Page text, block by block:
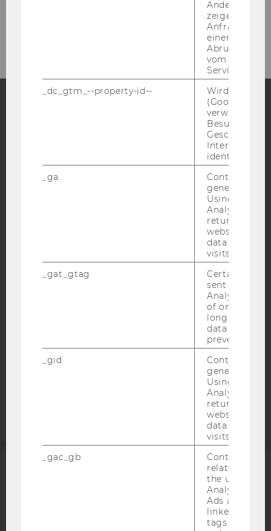
Blog
YouTube NewsletterBluesky
BARRIEREFREIHEITSERKLÄRUNG WEBSEITE
DATENSCHUTZERKLÄRUNG
DATENSCHUTZERKLÄRUNG SOCIAL MEDIA
STUDIENBEWERBER*INNEN UND STUDIERENDE
COOKIE EINSTELLUNGEN
Barrierefreiheitserklärung
Andere
zeigen Opt-
Anfrage im
einen Fehler
Abrufen
vom AMP
Service an.
_dc_gtm_--property-id--
Wird von
(Google Tag
verwendet,
Besucher
Geschlecht
Interessen zu
identifizieren.
_ga
Contains a
generated
Using this
Analytics can
returning
website and
data from
visits.
_gat_gtag
Certain data
sent to
Analytics a
of once per
long as it is
data
prevented.
_gid
Contains a
generated
Using this
Analytics can
returning
website and
data from
visits.
_gac_gb
Contains
related
the user. If
Analytics and
Ads accounts
linked, the
tags on the